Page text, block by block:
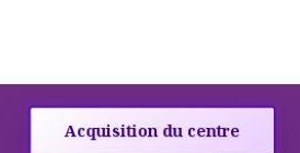
Acquisition du centre